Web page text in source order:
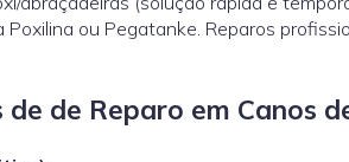
Poxilina ou Pegatanke. Reparos
de Reparo em Canos